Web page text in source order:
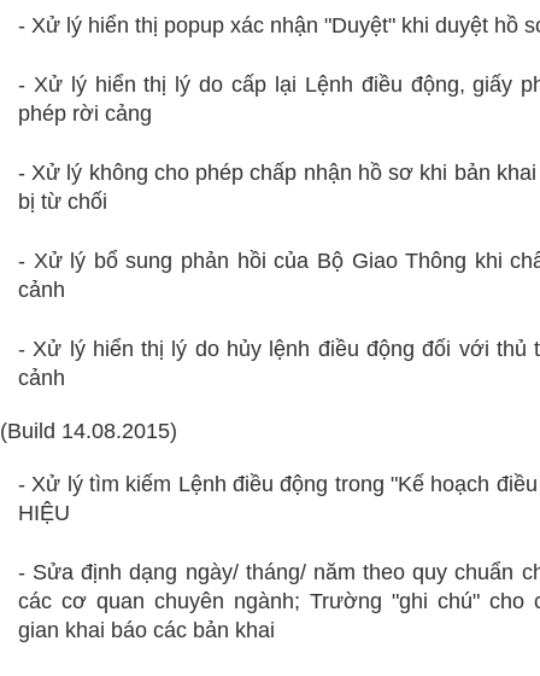
- Xử lý hiển thị popup xác nhận "Duyệt" khi duyệt hồ
- Xử lý hiển thị lý do cấp lại Lệnh điều động, giấy
phép rời cảng
- Xử lý không cho phép chấp nhận hồ sơ khi bản
bị từ chối
- Xử lý bổ sung phản hồi của Bộ Giao Thông khi
cảnh
- Xử lý hiển thị lý do hủy lệnh điều động đối với thủ
cảnh
(Build 14.08.2015)
- Xử lý tìm kiếm Lệnh điều động trong "Kế hoạch
HIỆU
- Sửa định dạng ngày/ tháng/ năm theo quy chuẩn
các cơ quan chuyên ngành; Trường "ghi chú" cho
gian khai báo các bản khai